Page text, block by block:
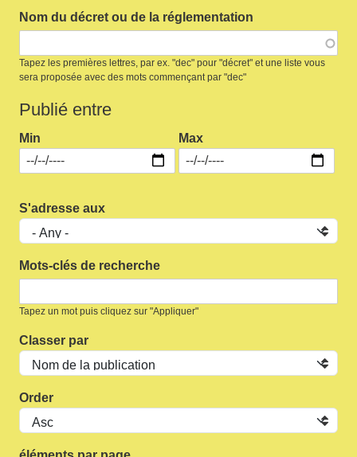
Nom du décret ou de la réglementation
Tapez les premières lettres, par ex. "dec" pour "décret" et une liste vous
sera proposée avec des mots commençant par "dec"
Publié entre
Min Max
S'adresse aux
Mots-clés de recherche
Tapez un mot puis cliquez sur "Appliquer"
Classer par
Order